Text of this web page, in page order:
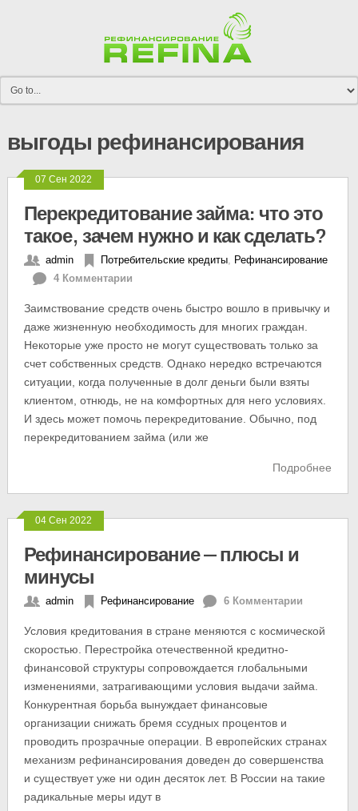
выгоды рефинансирования
07 Сен 2022
Перекредитование займа: что это
такое, зачем нужно и как сделать?
admin Потребительские кредиты, Рефинансирование
4 Комментарии
Заимствование средств очень быстро вошло в привычку и
даже жизненную необходимость для многих граждан.
Некоторые уже просто не могут существовать только за
счет собственных средств. Однако нередко встречаются
ситуации, когда полученные в долг деньги были взяты
клиентом, отнюдь, не на комфортных для него условиях.
И здесь может помочь перекредитование. Обычно, под
перекредитованием займа (или же
Подробнее
04 Сен 2022
Рефинансирование — плюсы и
минусы
admin Рефинансирование 6 Комментарии
Условия кредитования в стране меняются с космической
скоростью. Перестройка отечественной кредитно-
финансовой структуры сопровождается глобальными
изменениями, затрагивающими условия выдачи займа.
Конкурентная борьба вынуждает финансовые
организации снижать бремя ссудных процентов и
проводить прозрачные операции. В европейских странах
механизм рефинансирования доведен до совершенства
и существует уже ни один десяток лет. В России на такие
радикальные меры идут в